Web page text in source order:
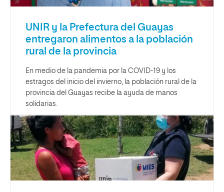
UNIR y la Prefectura del Guayas
entregaron alimentos a la población
rural de la provincia
En medio de la pandemia por la COVID-19 y los
estragos del inicio del invierno, la población rural de la
provincia del Guayas recibe la ayuda de manos
solidarias.